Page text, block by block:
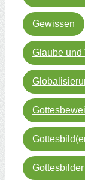
Gewissen
Glaube und